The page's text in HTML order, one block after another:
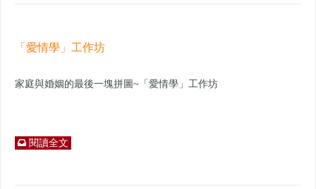
「愛情學」工作坊
家庭與婚姻的最後一塊拼圖~「愛情學」工作坊
閱讀全文